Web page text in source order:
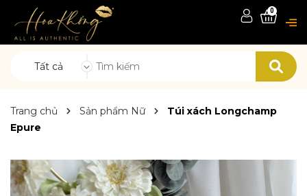
Tất cả
0
Trang chủ Sản phẩm Nữ
Túi xách Longchamp
Epure